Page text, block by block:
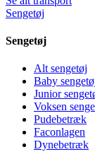
Sengetøj
Sengetøj
Alt sengetøj
Baby
Junior
Voksen
Pudebetræk
Faconlagen
Dynebetræk